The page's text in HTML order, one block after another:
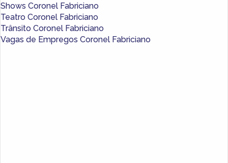
Shows Coronel Fabriciano
Teatro Coronel Fabriciano
Trânsito Coronel Fabriciano
Vagas de Empregos Coronel Fabriciano